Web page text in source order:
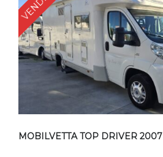
MOBILVETTA TOP DRIVER 2007